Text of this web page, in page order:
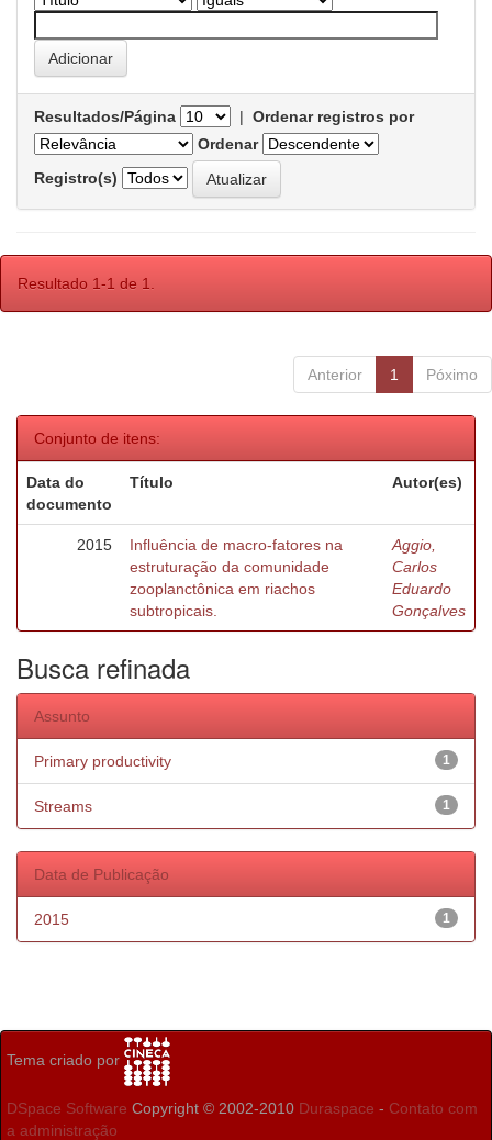
Resultados/Página | Ordenar registros por
Ordenar
Registro(s)
Resultado 1-1 de 1.
Anterior 1 Póximo
Conjunto de itens:
Data do
documento
Título Autor(es)
2015
Influência de macro-fatores na
estruturação da comunidade
zooplanctônica em riachos
subtropicais.
Aggio,
Carlos
Eduardo
Gonçalves
Busca refinada
Assunto
1
Primary productivity
1
Streams
Data de Publicação
1
2015
Tema criado por
DSpace Software Copyright © 2002-2010 Duraspace - Contato com
a administração